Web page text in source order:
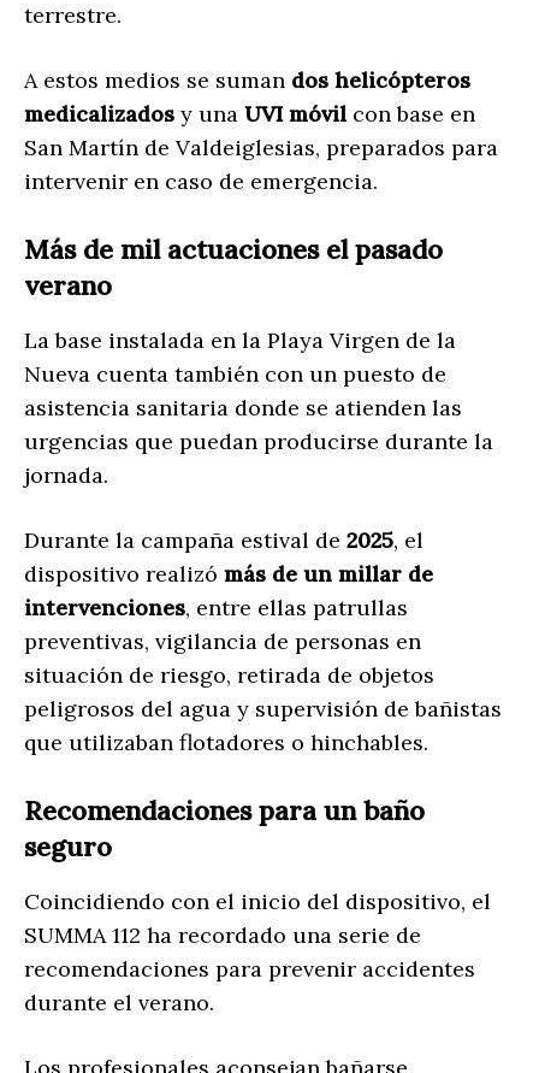
terrestre.
A estos medios se suman dos helicópteros
medicalizados y una UVI móvil con base en
San Martín de Valdeiglesias, preparados para
intervenir en caso de emergencia.
Más de mil actuaciones el pasado
verano
La base instalada en la Playa Virgen de la
Nueva cuenta también con un puesto de
asistencia sanitaria donde se atienden las
urgencias que puedan producirse durante la
jornada.
Durante la campaña estival de 2025, el
dispositivo realizó más de un millar de
intervenciones, entre ellas patrullas
preventivas, vigilancia de personas en
situación de riesgo, retirada de objetos
peligrosos del agua y supervisión de bañistas
que utilizaban flotadores o hinchables.
Recomendaciones para un baño
seguro
Coincidiendo con el inicio del dispositivo, el
SUMMA 112 ha recordado una serie de
recomendaciones para prevenir accidentes
durante el verano.